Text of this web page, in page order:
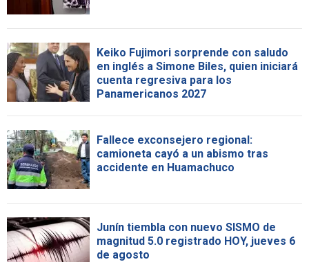
Keiko Fujimori sorprende con saludo
en inglés a Simone Biles, quien iniciará
cuenta regresiva para los
Panamericanos 2027
Fallece exconsejero regional:
camioneta cayó a un abismo tras
accidente en Huamachuco
Junín tiembla con nuevo SISMO de
magnitud 5.0 registrado HOY, jueves 6
de agosto